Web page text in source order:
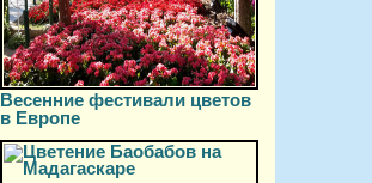
Весенние фестивали цветов
в Европе